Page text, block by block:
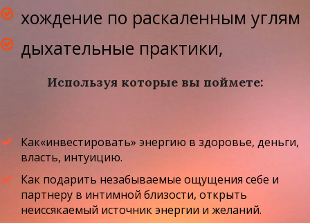
хождение по раскаленным углям
дыхательные практики,
Используя которые вы поймете:
Как«инвестировать» энергию в здоровье, деньги,
власть, интуицию.
Как подарить незабываемые ощущения себе и
партнеру в интимной близости, открыть
неиссякаемый источник энергии и желаний.